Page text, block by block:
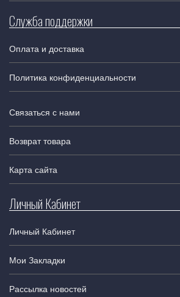
Служба поддержки
Оплата и доставка
Политика конфиденциальности
Связаться с нами
Возврат товара
Карта сайта
Личный Кабинет
Личный Кабинет
Мои Закладки
Рассылка новостей